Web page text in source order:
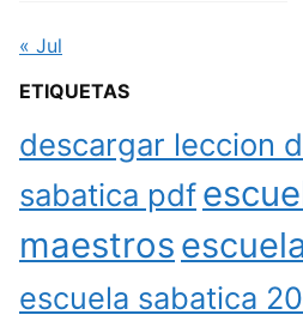
« Jul
ETIQUETAS
descargar leccion
sabatica pdf
maestros
escuela sabatica